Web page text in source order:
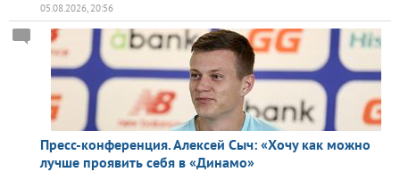
05.08.2026, 20:56
Пресс-конференция. Алексей Сыч: «Хочу как можно
лучше проявить себя в «Динамо»